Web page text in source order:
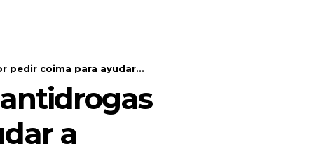
pedir coima para ayudar...
a